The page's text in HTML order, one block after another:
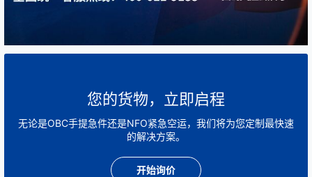
您的货物，立即启程
无论是OBC手提急件还是NFO紧急空运，我们将为您定制最快速
的解决方案。
开始询价